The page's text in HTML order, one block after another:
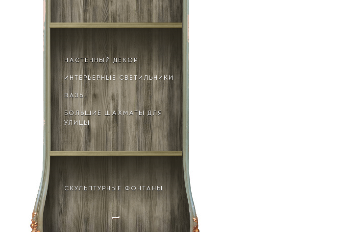
НАСТЕННЫЙ ДЕКОР
ИНТЕРЬЕРНЫЕ СВЕТИЛЬНИКИ
ВАЗЫ
БОЛЬШИЕ ШАХМАТЫ ДЛЯ
УЛИЦЫ
СКУЛЬПТУРНЫЕ ФОНТАНЫ